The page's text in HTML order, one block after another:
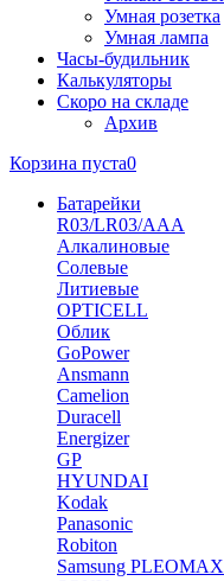
Умная розетка
Умная лампа
Часы-будильник
Калькуляторы
Скоро на складе
Архив
Корзина пуста0
Батарейки
R03/LR03/AAA
Алкалиновые
Солевые
Литиевые
OPTICELL
Облик
GoPower
Ansmann
Camelion
Duracell
Energizer
GP
HYUNDAI
Kodak
Panasonic
Robiton
Samsung PLEOMAX